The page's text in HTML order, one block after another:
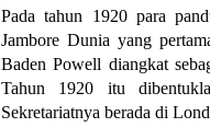
Pada tahun 1920 para
Jambore Dunia yang
Baden Powell diangkat
Tahun 1920 itu
Sekretariatnya berada di